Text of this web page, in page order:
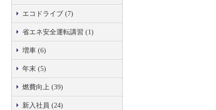
エコドライブ (7)
省エネ安全運転講習 (1)
増車 (6)
年末 (5)
燃費向上 (39)
新入社員 (24)